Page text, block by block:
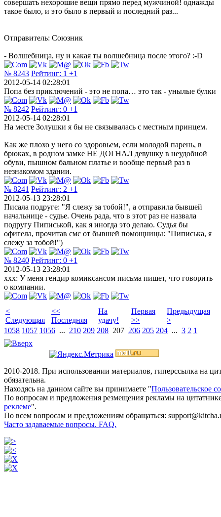
совершать нехорошие вещи прямо перед мужчиной! однажды
такое было, и это было в первый и последний раз...
Отправитель: Союзник
- Волшебница, ну и какая ты волшебница после этого? :-D
№ 8243 Рейтинг: 1 +1
2012-05-14 02:28:01
Попа без приключений - это не попа… это так - унылые булки
№ 8242 Рейтинг: 0 +1
2012-05-14 02:28:01
На месте Золушки я бы не связывалась с местным принцем.
Как же плохо у него со здоровьем, если молодой парень, в
брюках, в родном замке НЕ ДОГНАЛ девушку в неудобной
обуви, пышном бальном платье и вообще первый раз в
незнакомом здании.
№ 8241 Рейтинг: 2 +1
2012-05-13 23:28:01
Писала подруге: "Я слежу за тобой!", а отправила бывшей
начальнице - судье. Очень рада, что в этот раз не назвала
подругу Пиписькой, как я иногда это делаю. Судья бы
офигела, прочитав смс от бывшей помощницы: "Пиписька, я
слежу за тобой!")
№ 8240 Рейтинг: 0 +1
2012-05-13 23:28:01
xxx: У меня гендир комиксансом письма пишет, что говорить
о компании.
<
Следующая
<<
Последняя
На
удачу!
Первая
>>
Предыдущая
>
1058 1057 1056 ... 210 209 208 207 206 205 204 ... 3 2 1
2010-2018. При использовании материалов, гиперссылка на
обязательна.
Находясь на данном сайте вы принимаете "Пользовательское
По вопросам и предложения резмещения рекламы на
реклеме".
По всем вопросам и предложениям обращаться:
Часто задаваемые вопросы. FAQ.